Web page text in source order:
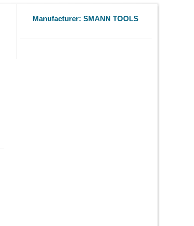
Manufacturer:SMANN TOOLS